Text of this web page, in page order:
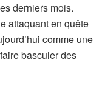
derniers mois.
attaquant en quête
comme une
basculer des